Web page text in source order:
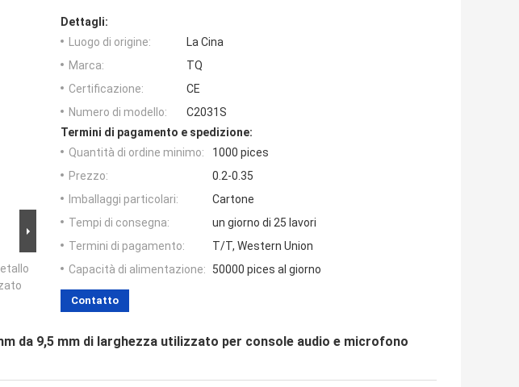
Dettagli:
Luogo di origine:
La Cina
Marca:
TQ
Certificazione:
CE
Numero di modello:
C2031S
Termini di pagamento e spedizione:
Quantità di ordine minimo:
1000 pices
Prezzo:
0.2-0.35
Imballaggi particolari:
Cartone
Tempi di consegna:
un giorno di 25 lavori
Termini di pagamento:
T/T, Western Union
Capacità di alimentazione:
50000 pices al giorno
Contatto
da 9,5 mm di larghezza utilizzato per console audio e microfono